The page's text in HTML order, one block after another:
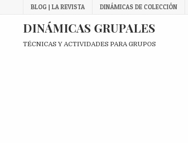
to
BLOG | LA REVISTA DINÁMICAS DE COLECCIÓN
DINÁMICAS GRUPALES
TÉCNICAS Y ACTIVIDADES PARA GRUPOS